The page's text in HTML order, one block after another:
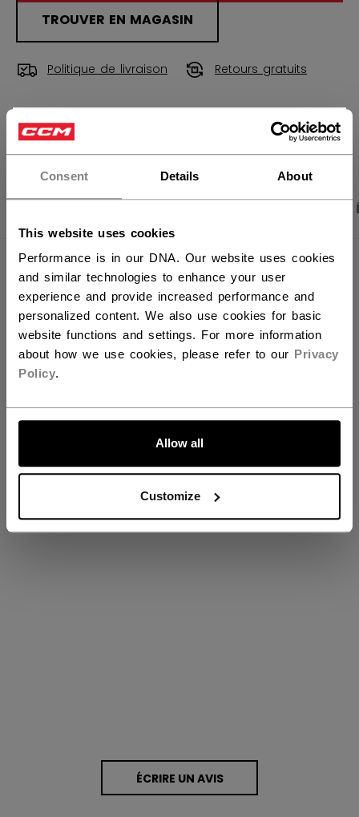
Consent Details About
This website uses cookies
Performance is in our DNA. Our website uses cookies
and similar technologies to enhance your user
experience and provide increased performance and
personalized content. We also use cookies for basic
website functions and settings. For more information
about how we use cookies, please refer to our Privacy
Policy.
Allow all
Customize
Vous souhaitez expédier des
produits aux États-Unis ?
ALLONS-Y !
TROUVER EN MAGASIN
Politique de livraison Retours gratuits
OUVRIR LES
CARACTÉRISTIQUES
IDENTIFICATION
HPGF9-IN
GROUPE D'ÂGE
Intermediate
COLLECTION
ÉCRIRE UN AVIS